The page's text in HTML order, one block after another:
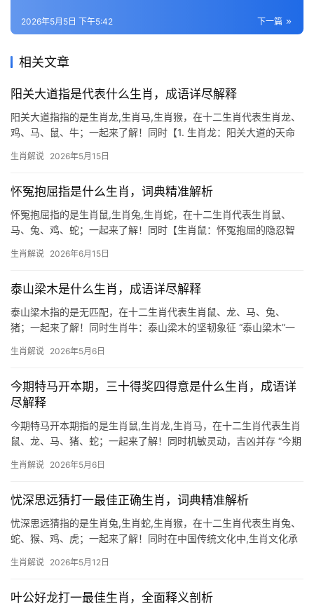
下一篇
2026年5月5日 下午5:42
相关文章
阳关大道指是代表什么生肖，成语详尽解释
阳关大道指指的是生肖龙,生肖马,生肖猴，在十二生肖代表生肖龙、
鸡、马、鼠、牛；一起来了解！同时【1. 生肖龙：阳关大道的天命
大道寓意其天生贵格，一生多有贵人提携，2026年对生肖龙而言极
生肖解说 2026年5月15日
怀冤抱屈指是什么生肖，词典精准解析
怀冤抱屈指的是生肖鼠,生肖兔,生肖蛇，在十二生肖代表生肖鼠、
马、兔、鸡、蛇；一起来了解！同时【生肖鼠：怀冤抱屈的隐忍智
2026年对生肖鼠而言吉凶并存：下半年事业恐遇团队停滞，项目被
生肖解说 2026年6月15日
泰山梁木是什么生肖，成语详尽解释
泰山梁木指的是无匹配，在十二生肖代表生肖鼠、龙、马、兔、
猪；一起来了解！同时生肖牛：泰山梁木的坚韧象征 “泰山梁木”一
肖文化中，这一意象与生肖牛最为契合，牛自古被视为勤恳踏实的
生肖解说 2026年5月6日
今期特马开本期，三十得奖四得意是什么生肖，成语详
尽解释
今期特马开本期指的是生肖鼠,生肖龙,生肖马，在十二生肖代表生肖
鼠、龙、马、猪、蛇；一起来了解！同时机敏灵动，吉凶并存 “今期
（因鼠在十二生肖中排首位，对应地支“子”），而“四得意”则象征其
生肖解说 2026年5月6日
忧深思远猜打一最佳正确生肖，词典精准解析
忧深思远猜指的是生肖兔,生肖蛇,生肖猴，在十二生肖代表生肖兔、
蛇、猴、鸡、虎；一起来了解！同时在中国传统文化中,生肖文化承
沉、目光长远，若将其拆解为生肖谜题，答案便藏在生肖生肖兔的
生肖解说 2026年5月12日
叶公好龙打一最佳生肖，全面释义剖析